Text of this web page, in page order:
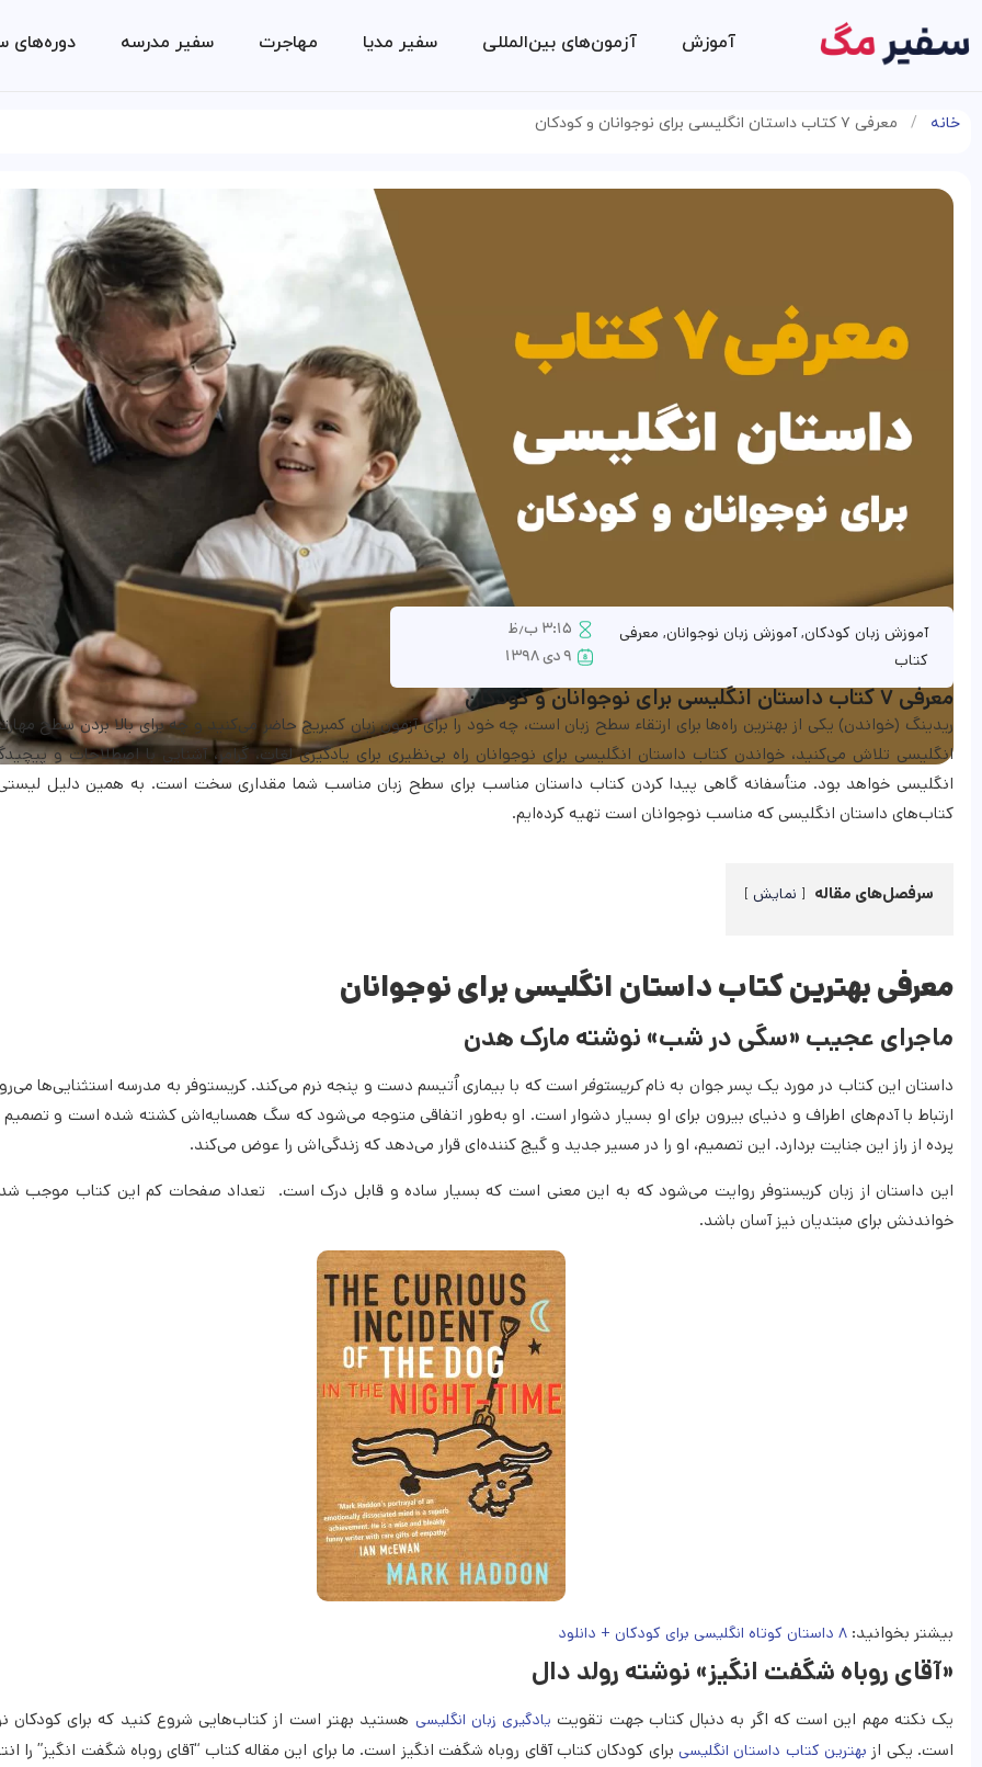
آموزش آزمون‌های بین‌المللی سفیر مدیا مهاجرت سفیر مدرسه دوره‌های
خانه / معرفی ۷ کتاب داستان انگلیسی برای نوجوانان و کودکان
آموزش زبان کودکان,آموزش زبان نوجوانان, معرفی
کتاب
۳:۱۵ ب٫ظ
۹ دی ۱۳۹۸
معرفی ۷ کتاب داستان انگلیسی برای نوجوانان و کودکان
ریدینگ (خواندن) یکی از بهترین راه‌ها برای ارتقاء سطح زبان است، چه خود را برای آزمون زبان کمبریج حاضر می‌کنید و چه برای بالا بردن سطح
انگلیسی تلاش می‌کنید، خواندن کتاب داستان انگلیسی برای نوجوانان راه بی‌نظیری برای یادگیری لغات، گرامر، آشنایی با اصطلاحات و
انگلیسی خواهد بود. متأسفانه گاهی پیدا کردن کتاب داستان مناسب برای سطح زبان مناسب شما مقداری سخت است. به همین دلیل لیستی
کتاب‌های داستان انگلیسی که مناسب نوجوانان است تهیه کرده‌ایم.
سرفصل‌های مقاله نمایش
معرفی بهترین کتاب داستان انگلیسی برای نوجوانان
ماجرای عجیب «سگی در شب» نوشته مارک هدن
داستان این کتاب در مورد یک پسر جوان به نامکریستوفر است که با بیماری اُتیسم دست و پنجه نرم می‌کند. کریستوفر به مدرسه استثنایی‌ها
ارتباط با آدم‌های اطراف و دنیای بیرون برای او بسیار دشوار است. او به‌طور اتفاقی متوجه می‌شود که سگ همسایه‌اش کشته شده است و
پرده از راز این جنایت بردارد. این تصمیم، او را در مسیر جدید و گیج کننده‌ای قرار می‌دهد که زندگی‌اش را عوض می‌کند.
این داستان از زبان کریستوفر روایت می‌شود که به این معنی است که بسیار ساده و قابل درک است. تعداد صفحات کم این کتاب موجب
خواندنش برای مبتدیان نیز آسان باشد.
بیشتر بخوانید: ۸ داستان‌ کوتاه انگلیسی برای کودکان + دانلود
«آقای روباه شگفت انگیز» نوشته رولد دال
یک نکته مهم این است که اگر به دنبال کتاب جهت تقویت یادگیری زبان انگلیسی هستید بهتر است از کتاب‌هایی شروع کنید که برای کودکان
است. یکی از بهترین کتاب داستان انگلیسی برای کودکان کتاب آقای روباه شگفت انگیز است. ما برای این مقاله کتاب “آقای روباه شگفت انگیز” را